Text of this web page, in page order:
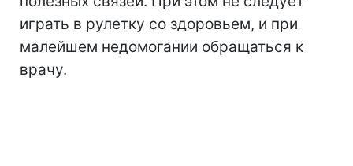
играть в рулетку со здоровьем, и при
малейшем недомогании обращаться к
врачу.